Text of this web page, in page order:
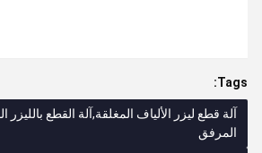
Tags:
آلة قطع ليزر الألياف المغلقة,آلة القطع بالليزر
المرفق